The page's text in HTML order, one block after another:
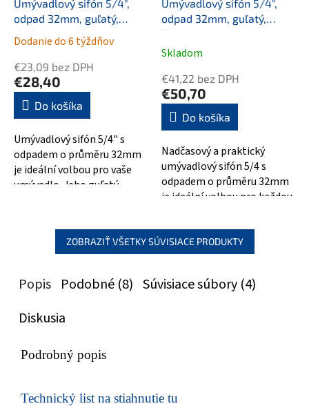
Umývadlový sifón 5/4",
odpad 32mm, guľatý,
chróm
Priemerné
hodnotenie
produktu
je
5,0
z
5
hviezdičiek.
Dodanie do 6 týždňov
€23,09 bez DPH
€28,40
Do košíka
Umývadlový sifón 5/4" s
odpadem o průměru 32mm
je ideální volbou pro vaše
umývadlo. Jeho guľatý
Umývadlový sifón 5/4",
odpad 32mm, guľatý,
čierna mat
Skladom
€41,22 bez DPH
€50,70
Do košíka
Nadčasový a praktický
umývadlový sifón 5/4 s
odpadem o průměru 32mm
je ideální volbou pro každou
guľatý tvar a...
ZOBRAZIŤ VŠETKY SÚVISIACE PRODUKTY
Popis Podobné (8) Súvisiace súbory (4)
Diskusia
Podrobný popis
Technický list na stiahnutie tu